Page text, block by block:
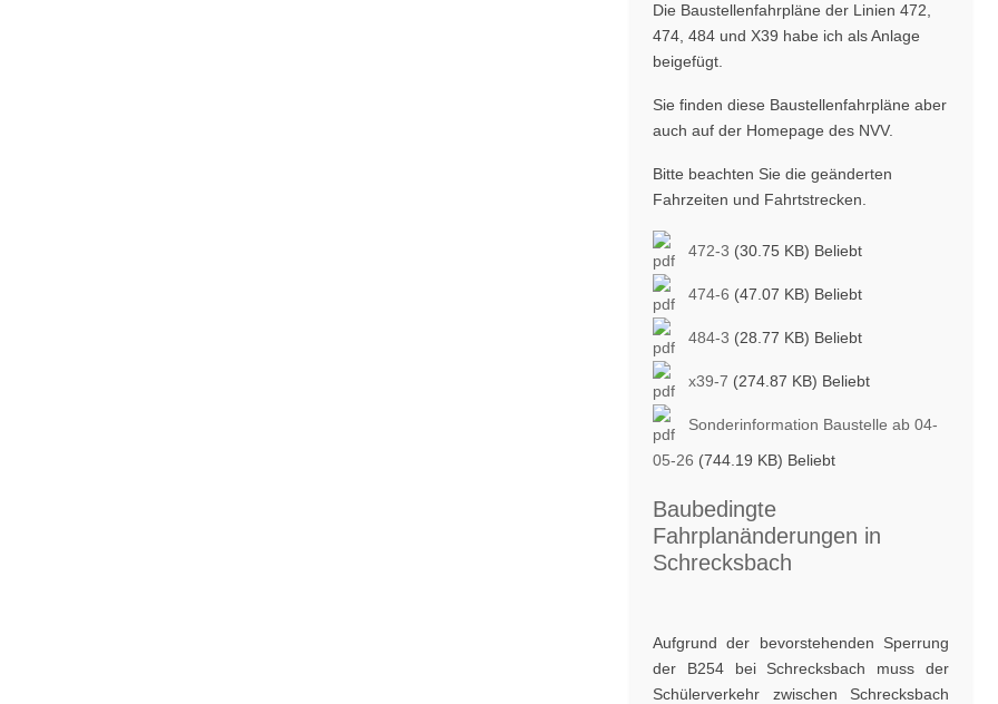
Die Baustellenfahrpläne der Linien 472,
474, 484 und X39 habe ich als Anlage
beigefügt.
Sie finden diese Baustellenfahrpläne aber
auch auf der Homepage des NVV.
Bitte beachten Sie die geänderten
Fahrzeiten und Fahrtstrecken.
472-3 (30.75 KB) Beliebt
474-6 (47.07 KB) Beliebt
484-3 (28.77 KB) Beliebt
x39-7 (274.87 KB) Beliebt
Sonderinformation Baustelle ab 04-
05-26 (744.19 KB) Beliebt
Baubedingte
Fahrplanänderungen in
Schrecksbach
Aufgrund der bevorstehenden Sperrung
der B254 bei Schrecksbach muss der
Schülerverkehr zwischen Schrecksbach